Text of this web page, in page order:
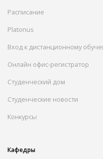
Расписание
Platonus
Вход к дистанционному
Онлайн офис-регистратор
Студенческий дом
Студенческие новости
Конкурсы
Кафедры